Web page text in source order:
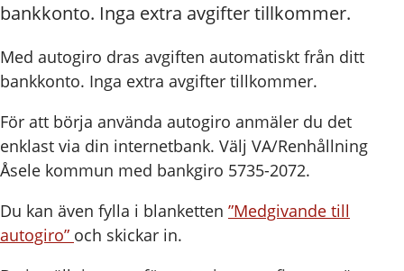
bankkonto. Inga extra avgifter tillkommer.
Med autogiro dras avgiften automatiskt från ditt
bankkonto. Inga extra avgifter tillkommer.
För att börja använda autogiro anmäler du det
enklast via din internetbank. Välj VA/Renhållning
Åsele kommun med bankgiro 5735-2072.
Du kan även fylla i blanketten ”Medgivande till
autogiro” och skickar in.